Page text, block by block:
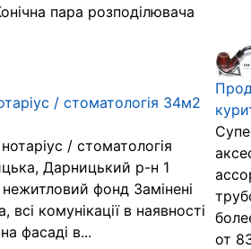
пара розподілювача
/ стоматологія 34м2
/ стоматологія
Дарницький р-н 1
фонд Замінені
всі комунікації в наявності
фасаді в...
от